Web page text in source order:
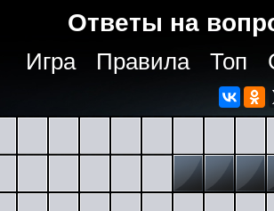
Ответы на
Игра Правила Топ